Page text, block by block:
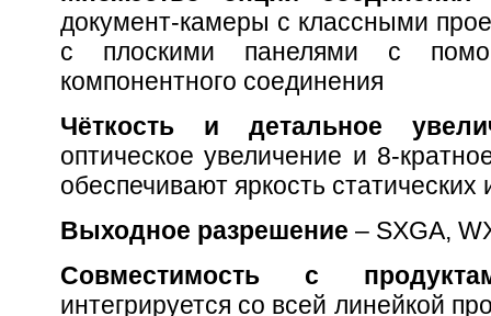
документ-камеры с классными
с плоскими панелями с
компонентного соединения
Чёткость и детальное
оптическое увеличение и 8-
обеспечивают яркость
Выходное разрешение – SXGA,
Совместимость с
интегрируется со всей линейкой